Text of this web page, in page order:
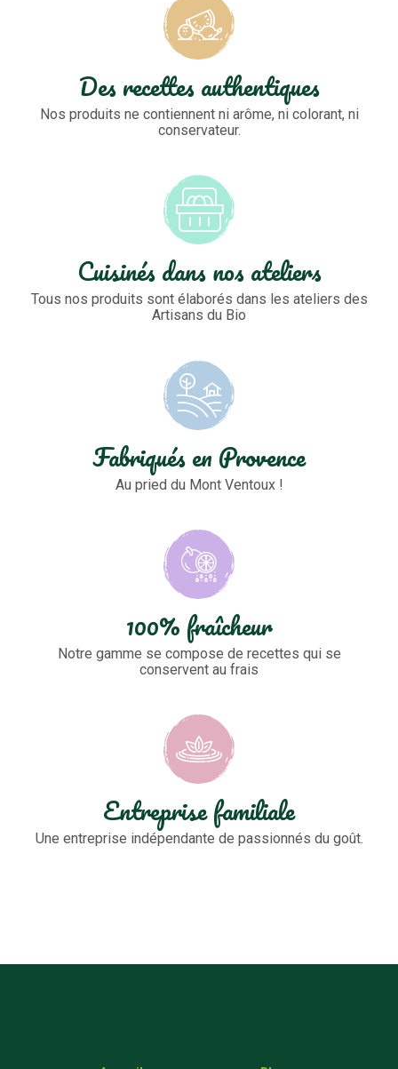
Des recettes authentiques
Nos produits ne contiennent ni arôme, ni colorant, ni
conservateur.
Cuisinés dans nos ateliers
Tous nos produits sont élaborés dans les ateliers des
Artisans du Bio
Fabriqués en Provence
Au pried du Mont Ventoux !
100% fraîcheur
Notre gamme se compose de recettes qui se
conservent au frais
Entreprise familiale
Une entreprise indépendante de passionnés du goût.